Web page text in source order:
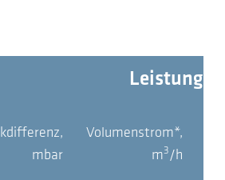
mbar
Volumenstrom*,
m3/h